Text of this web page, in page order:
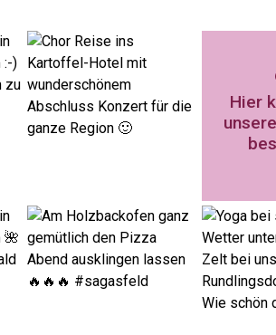
Hier